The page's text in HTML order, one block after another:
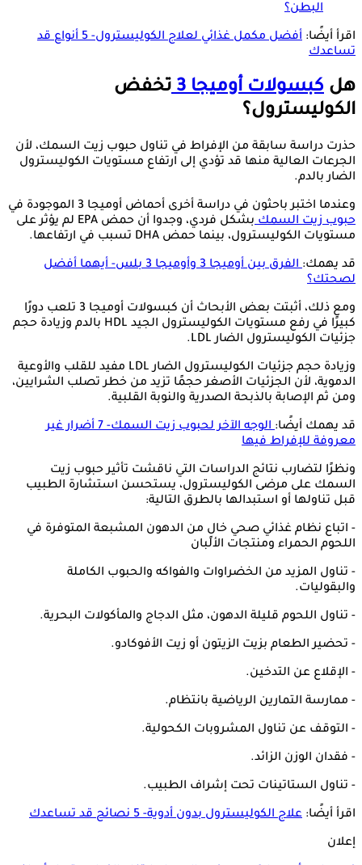
البطن؟
اقرأ أيضًا:
أفضل مكمل غذائي لعلاج الكوليسترول- 5 أنواع قد
تساعدك
هل كبسولات أوميجا 3
تخفض
الكوليسترول؟
حذرت دراسة سابقة من الإفراط في تناول حبوب زيت السمك، لأن
الجرعات العالية منها قد تؤدي إلى ارتفاع مستويات الكوليسترول
الضار بالدم.
وعندما اختبر باحثون في دراسة أخرى أحماض أوميجا 3 الموجودة في
حبوب زيت السمك
بشكل فردي، وجدوا أن حمض EPA لم يؤثر على
مستويات الكوليسترول، بينما حمض DHA تسبب في ارتفاعها.
قد يهمك:
الفرق بين أوميجا 3 وأوميجا 3 بلس- أيهما أفضل
لصحتك؟
ومع ذلك، أثبتت بعض الأبحاث أن كبسولات أوميجا 3 تلعب دورًا
كبيرًا في رفع مستويات الكوليسترول الجيد HDL بالدم وزيادة حجم
جزئيات الكوليسترول الضار LDL.
وزيادة حجم جزئيات الكوليسترول الضار LDL مفيد للقلب والأوعية
الدموية، لأن الجزئيات الأصغر حجمًا تزيد من خطر تصلب الشرايين،
ومن ثم الإصابة بالذبحة الصدرية والنوبة القلبية.
قد يهمك أيضًا:
الوجه الآخر لحبوب زيت السمك- 7 أضرار غير
معروفة للإفراط فيها
ونظرًا لتضارب نتائج الدراسات التي ناقشت تأثير حبوب زيت
السمك على مرضى الكوليسترول، يستحسن استشارة الطبيب
قبل تناولها أو استبدالها بالطرق التالية:
- اتباع نظام غذائي صحي خالٍ من الدهون المشبعة المتوفرة في
اللحوم الحمراء ومنتجات الألبان
- تناول المزيد من الخضراوات والفواكه والحبوب الكاملة
والبقوليات.
- تناول اللحوم قليلة الدهون، مثل الدجاج والمأكولات البحرية.
- تحضير الطعام بزيت الزيتون أو زيت الأفوكادو.
- الإقلاع عن التدخين.
- ممارسة التمارين الرياضية بانتظام.
- التوقف عن تناول المشروبات الكحولية.
- فقدان الوزن الزائد.
- تناول الستاتينات تحت إشراف الطبيب.
اقرأ أيضًا: علاج الكوليسترول بدون أدوية- 5 نصائح قد تساعدك
إعلان